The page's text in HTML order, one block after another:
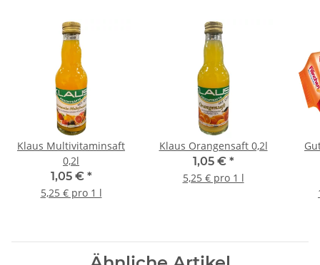
Klaus Multivitaminsaft
0,2l
1,05 € *
5,25 € pro 1 l
Klaus Orangensaft 0,2l
1,05 € *
5,25 € pro 1 l